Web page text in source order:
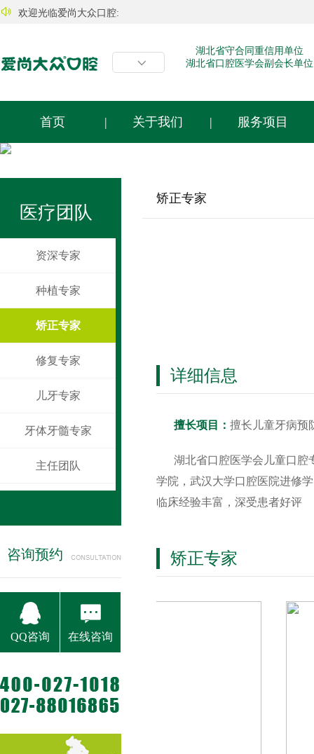
 欢迎光临爱尚大众口腔:

湖北省守合同重信用单位
湖北省口腔医学会副会长单位
首页 | 关于我们 | 服务项目
医疗团队
资深专家
种植专家
矫正专家
修复专家
儿牙专家
牙体牙髓专家
主任团队
咨询预约

QQ咨询

在线咨询
矫正专家
详细信息
擅长项目： 擅长儿童牙病预
湖北省口腔医学会儿童口腔
学院，武汉大学口腔医院进修
临床经验丰富，深受患者好评
矫正专家